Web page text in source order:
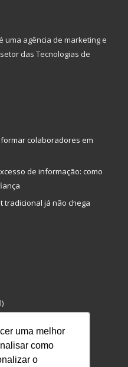
uma melhor
como
o
uma agência de marketing e
das Tecnologias de
colaboradores em
de informação: como
tradicional já não chega